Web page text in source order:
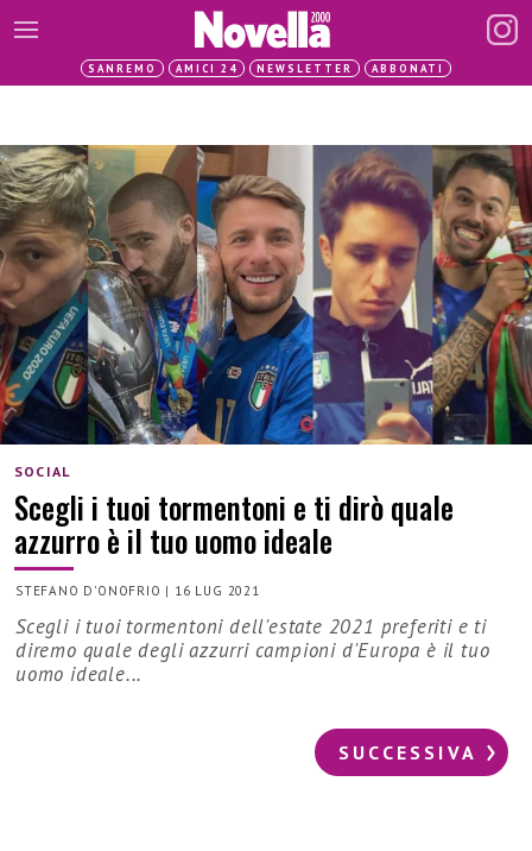
SANREMO AMICI 24 NEWSLETTER ABBONATI
SOCIAL
Scegli i tuoi tormentoni e ti dirò quale
azzurro è il tuo uomo ideale
STEFANO D'ONOFRIO | 16 LUG 2021
Scegli i tuoi tormentoni dell'estate 2021 preferiti e ti
diremo quale degli azzurri campioni d'Europa è il tuo
uomo ideale...
SUCCESSIVA